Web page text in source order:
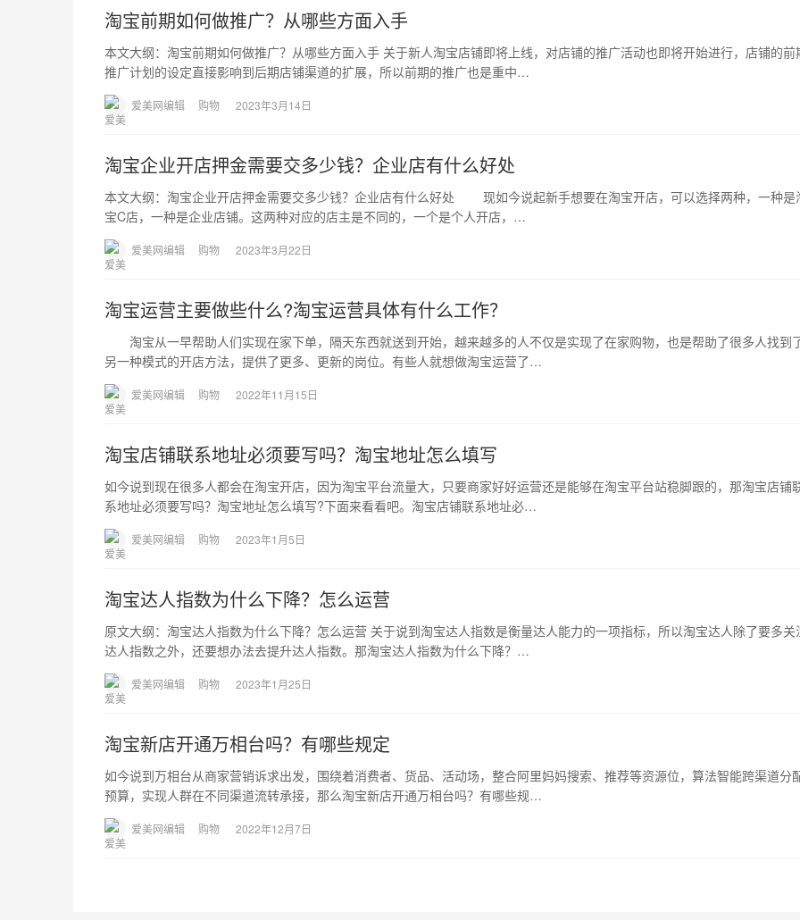
淘宝前期如何做推广？从哪些方面入手
本文大纲：淘宝前期如何做推广？从哪些方面入手 关于新人淘宝店铺即将上线，对店铺的推广活动也即将开始进行，店铺的前
推广计划的设定直接影响到后期店铺渠道的扩展，所以前期的推广也是重中…
爱美网编辑 购物 2023年3月14日
淘宝企业开店押金需要交多少钱？企业店有什么好处
本文大纲：淘宝企业开店押金需要交多少钱？企业店有什么好处 现如今说起新手想要在淘宝开店，可以选择两种，一种是
宝C店，一种是企业店铺。这两种对应的店主是不同的，一个是个人开店，…
爱美网编辑 购物 2023年3月22日
淘宝运营主要做些什么?淘宝运营具体有什么工作？
淘宝从一早帮助人们实现在家下单，隔天东西就送到开始，越来越多的人不仅是实现了在家购物，也是帮助了很多人找到
另一种模式的开店方法，提供了更多、更新的岗位。有些人就想做淘宝运营了…
爱美网编辑 购物 2022年11月15日
淘宝店铺联系地址必须要写吗？淘宝地址怎么填写
如今说到现在很多人都会在淘宝开店，因为淘宝平台流量大，只要商家好好运营还是能够在淘宝平台站稳脚跟的，那淘宝店铺
系地址必须要写吗？淘宝地址怎么填写?下面来看看吧。淘宝店铺联系地址必…
爱美网编辑 购物 2023年1月5日
淘宝达人指数为什么下降？怎么运营
原文大纲：淘宝达人指数为什么下降？怎么运营 关于说到淘宝达人指数是衡量达人能力的一项指标，所以淘宝达人除了要多关
达人指数之外，还要想办法去提升达人指数。那淘宝达人指数为什么下降？…
爱美网编辑 购物 2023年1月25日
淘宝新店开通万相台吗？有哪些规定
如今说到万相台从商家营销诉求出发，围绕着消费者、货品、活动场，整合阿里妈妈搜索、推荐等资源位，算法智能跨渠道分
预算，实现人群在不同渠道流转承接，那么淘宝新店开通万相台吗？有哪些规…
爱美网编辑 购物 2022年12月7日